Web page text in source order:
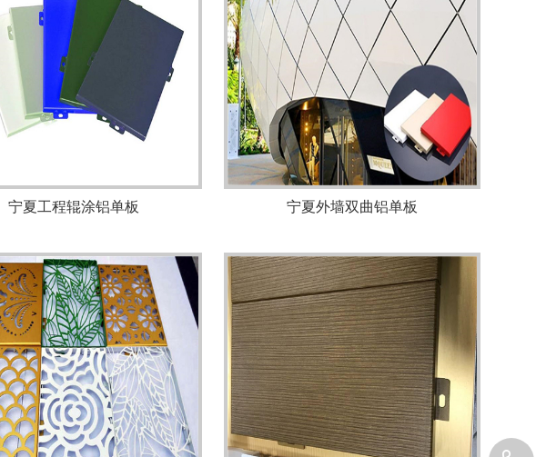
宁夏工程辊涂铝单板 宁夏外墙双曲铝单板